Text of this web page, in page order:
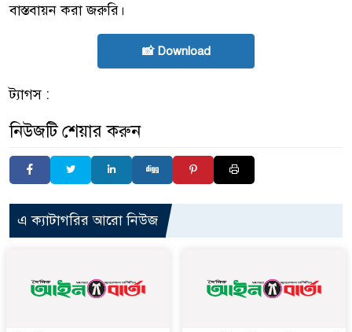
বাস্তবায়ন করা জরুরি।
📸 Download
ট্যাগস :
নিউজটি শেয়ার করুন
এ ক্যাটাগরির আরো নিউজ